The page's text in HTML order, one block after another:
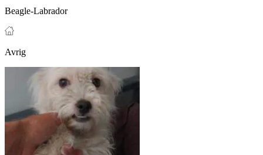
Beagle-Labrador
Avrig